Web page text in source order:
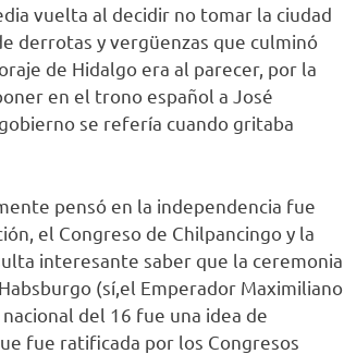
vuelta al decidir no tomar la ciudad
derrotas y vergüenzas que culminó
de Hidalgo era al parecer, por la
en el trono español a José
se refería cuando gritaba
pensó en la independencia fue
el Congreso de Chilpancingo y la
interesante saber que la ceremonia
(sí,el Emperador Maximiliano
del 16 fue una idea de
fue ratificada por los Congresos